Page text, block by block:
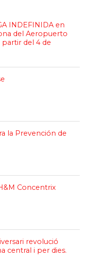
INDEFINIDA en
del Aeropuerto
del 4 de
la Prevención de
Concentrix
revolució
central i per dies.